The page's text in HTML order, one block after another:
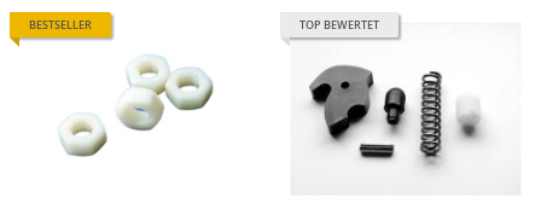
BESTSELLER TOP BEWERTET